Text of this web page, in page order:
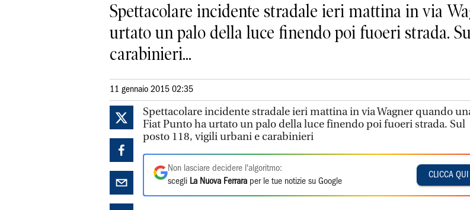
Spettacolare incidente stradale ieri mattina in via
urtato un palo della luce finendo poi fuoeri strada.
carabinieri...
11 gennaio 2015 02:35
Spettacolare incidente stradale ieri mattina in via Wagner quando
Fiat Punto ha urtato un palo della luce finendo poi fuoeri strada. Sul
posto 118, vigili urbani e carabinieri
Non lasciare decidere l'algoritmo:
scegli La Nuova Ferrara per le tue notizie su Google
CLICCA QUI